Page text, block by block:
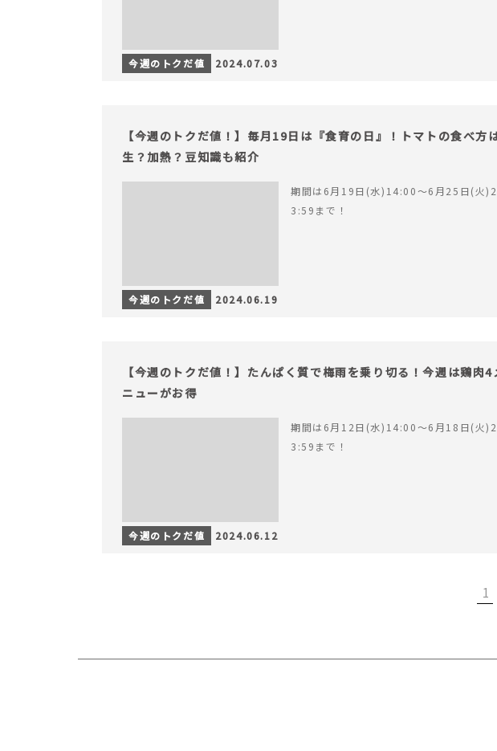
今週のトクだ値 2024.07.03
【今週のトクだ値！】毎月19日は『食育の日』！トマトの食べ方
生？加熱？豆知識も紹介
期間は6月19日(水)14:00〜6月25日(火)2
3:59まで！
今週のトクだ値 2024.06.19
【今週のトクだ値！】たんぱく質で梅雨を乗り切る！今週は鶏肉4
ニューがお得
期間は6月12日(水)14:00〜6月18日(火)2
3:59まで！
今週のトクだ値 2024.06.12
1